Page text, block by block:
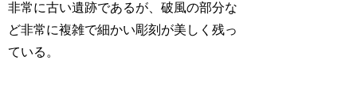
非常に古い遺跡であるが、破風の部分な
ど非常に複雑で細かい彫刻が美しく残っ
ている。